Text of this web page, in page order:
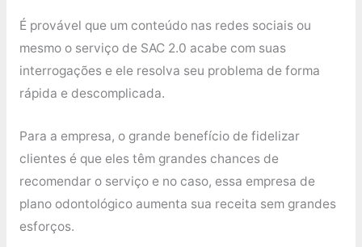
É provável que um conteúdo nas redes sociais ou
mesmo o serviço de SAC 2.0 acabe com suas
interrogações e ele resolva seu problema de forma
rápida e descomplicada.
Para a empresa, o grande benefício de fidelizar
clientes é que eles têm grandes chances de
recomendar o serviço e no caso, essa empresa de
plano odontológico aumenta sua receita sem grandes
esforços.